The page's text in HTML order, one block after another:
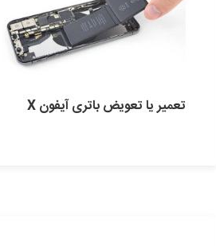
تعمیر یا تعویض باتری آیفون X